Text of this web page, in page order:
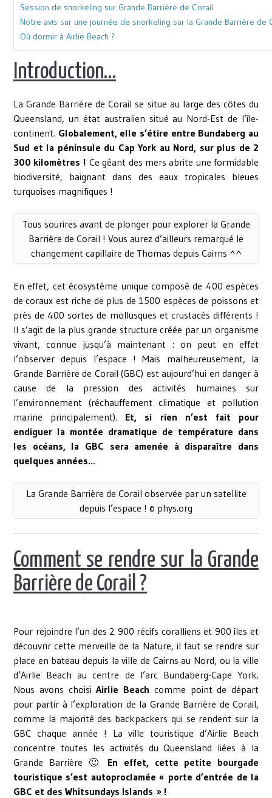
Session de snorkeling sur Grande Barrière de Corail
Notre avis sur une journée de snorkeling sur la Grande Barrière de
Où dormir à Airlie Beach ?
Introduction…
La Grande Barrière de Corail se situe au large des côtes du
Queensland, un état australien situé au Nord-Est de l’île-
continent. Globalement, elle s’étire entre Bundaberg au
Sud et la péninsule du Cap York au Nord, sur plus de 2
300 kilomètres ! Ce géant des mers abrite une formidable
biodiversité, baignant dans des eaux tropicales bleues
turquoises magnifiques !
Tous sourires avant de plonger pour explorer la Grande
Barrière de Corail ! Vous aurez d’ailleurs remarqué le
changement capillaire de Thomas depuis Cairns ^^
En effet, cet écosystème unique composé de 400 espèces
de coraux est riche de plus de 1500 espèces de poissons et
près de 400 sortes de mollusques et crustacés différents !
Il s’agit de la plus grande structure créée par un organisme
vivant, connue jusqu’à maintenant : on peut en effet
l’observer depuis l’espace ! Mais malheureusement, la
Grande Barrière de Corail (GBC) est aujourd’hui en danger à
cause de la pression des activités humaines sur
l’environnement (réchauffement climatique et pollution
marine principalement). Et, si rien n’est fait pour
endiguer la montée dramatique de température dans
les océans, la GBC sera amenée à disparaître dans
quelques années…
La Grande Barrière de Corail observée par un satellite
depuis l’espace ! © phys.org
Comment se rendre sur la Grande
Barrière de Corail ?
Pour rejoindre l’un des 2 900 récifs coralliens et 900 îles et
découvrir cette merveille de la Nature, il faut se rendre sur
place en bateau depuis la ville de Cairns au Nord, ou la ville
d’Airlie Beach au centre de l’arc Bundaberg-Cape York.
Nous avons choisiAirlie Beach comme point de départ
pour partir à l’exploration de la Grande Barrière de Corail,
comme la majorité des backpackers qui se rendent sur la
GBC chaque année ! La ville touristique d’Airlie Beach
concentre toutes les activités du Queensland liées à la
Grande Barrière 🙂
En effet, cette petite bourgade
touristique s’est autoproclamée « porte d’entrée de la
GBC et des Whitsundays Islands » !